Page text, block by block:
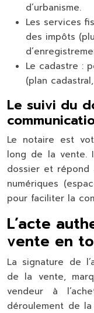
d’urbanisme.
Les services
des impôts
Le cadastre :
(plan
Le suivi du
Le notaire est
long de la vente.
dossier et répond
numériques
pour faciliter la
L’acte
vente en
La signature de
de la vente,
vendeur à
déroulement de